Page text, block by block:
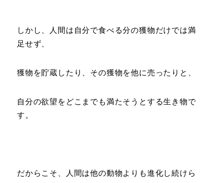
しかし、人間は自分で食べる分の獲物だけでは満
足せず、
獲物を貯蔵したり、その獲物を他に売ったりと、
自分の欲望をどこまでも満たそうとする生き物で
す。
だからこそ、人間は他の動物よりも進化し続けら